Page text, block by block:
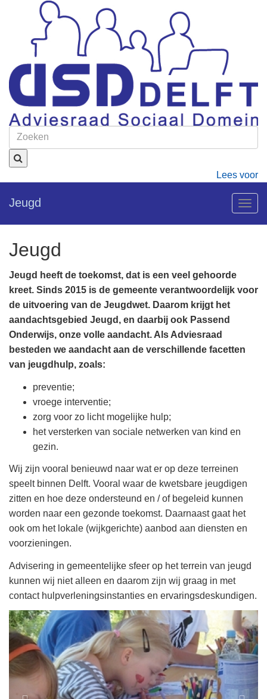
Lees voor
Jeugd
Jeugd
Jeugd heeft de toekomst, dat is een veel gehoorde
kreet. Sinds 2015 is de gemeente verantwoordelijk voor
de uitvoering van de Jeugdwet. Daarom krijgt het
aandachtsgebied Jeugd, en daarbij ook Passend
Onderwijs, onze volle aandacht. Als Adviesraad
besteden we aandacht aan de verschillende facetten
van jeugdhulp, zoals:
preventie;
vroege interventie;
zorg voor zo licht mogelijke hulp;
het versterken van sociale netwerken van kind en
gezin.
Wij zijn vooral benieuwd naar wat er op deze terreinen
speelt binnen Delft. Vooral waar de kwetsbare jeugdigen
zitten en hoe deze ondersteund en / of begeleid kunnen
worden naar een gezonde toekomst. Daarnaast gaat het
ook om het lokale (wijkgerichte) aanbod aan diensten en
voorzieningen.
Advisering in gemeentelijke sfeer op het terrein van jeugd
kunnen wij niet alleen en daarom zijn wij graag in met
contact hulpverleningsinstanties en ervaringsdeskundigen.
Previous Next